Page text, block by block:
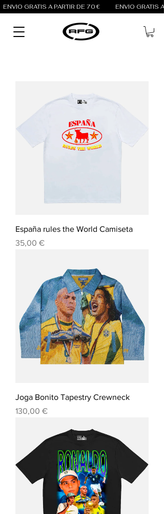
ENVÍO GRATIS A PARTIR DE 70 €
España rules the World Camiseta
Precio
35,00 €
Joga Bonito Tapestry Crewneck
Precio
130,00 €